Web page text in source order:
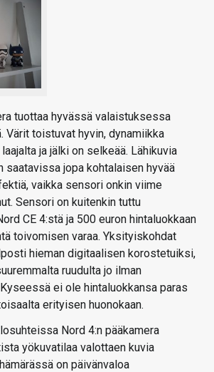
tuottaa hyvässä valaistuksessa
Värit toistuvat hyvin, dynamiikka
ja jälki on selkeää. Lähikuvia
saatavissa jopa kohtalaisen hyvää
vaikka sensori onkin viime
Sensori on kuitenkin tuttu
CE 4:stä ja 500 euron hintaluokkaan
toivomisen varaa. Yksityiskohdat
hieman digitaalisen korostetuiksi,
ruudulta jo ilman
ei ole hintaluokkansa paras
erityisen huonokaan.
Nord 4:n pääkamera
yökuvatilaa valottaen kuvia
on päivänvaloa